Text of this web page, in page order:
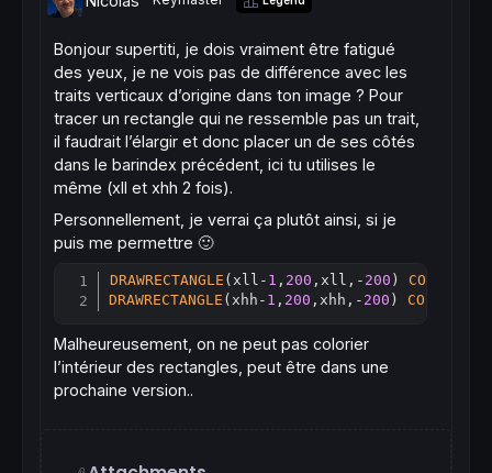
Bonjour supertiti, je dois vraiment être fatigué
des yeux, je ne vois pas de différence avec les
traits verticaux d’origine dans ton image ? Pour
tracer un rectangle qui ne ressemble pas un trait,
il faudrait l’élargir et donc placer un de ses côtés
dans le barindex précédent, ici tu utilises le
même (xll et xhh 2 fois).
Personnellement, je verrai ça plutôt ainsi, si je
puis me permettre 🙂
DRAWRECTANGLE (xll- 1 , 200 ,xll,- 200 ) COLOURED
DRAWRECTANGLE (xhh- 1 , 200 ,xhh,- 200 ) COLOURED
Copy
Malheureusement, on ne peut pas colorier
l’intérieur des rectangles, peut être dans une
prochaine version..